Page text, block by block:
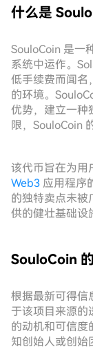
什么是
SouloCoin 是一
系统中运作。
低手续费而闻名
的环境。
优势，建立一种
限，SouloCoin
该代币旨在为用
Web3 应用程序
的独特卖点未被
供的健壮基础设
SouloCoin
根据最新可得信
于该项目来源的
的动机和可信度
知创始人或创始